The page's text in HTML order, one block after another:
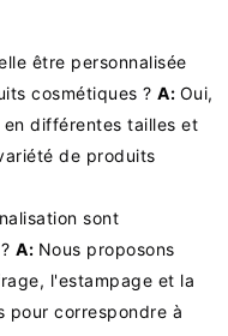
être personnalisée
cosmétiques ?A: Oui,
différentes tailles et
de produits
sont
?A: Nous proposons
l'estampage et la
pour correspondre à